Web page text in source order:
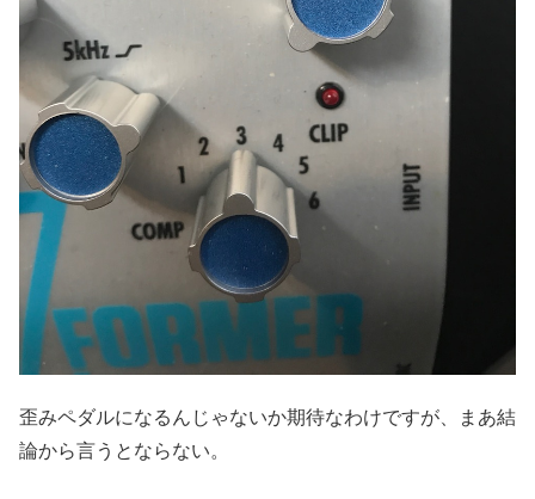
歪みペダルになるんじゃないか期待なわけですが、まあ結
論から言うとならない。